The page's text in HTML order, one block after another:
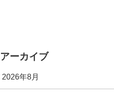
アーカイブ
2026年8月